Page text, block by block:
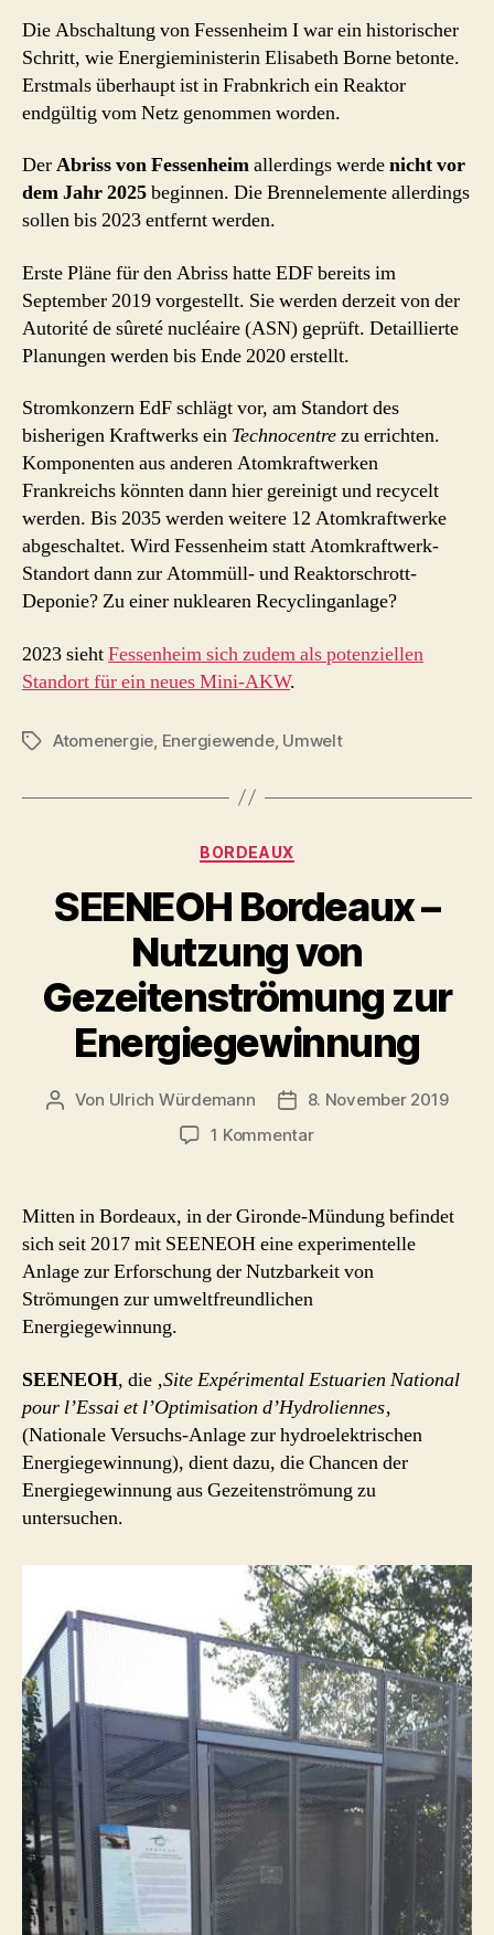
Die Abschaltung von Fessenheim I war ein historischer
Schritt, wie Energieministerin Elisabeth Borne betonte.
Erstmals überhaupt ist in Frabnkrich ein Reaktor
endgültig vom Netz genommen worden.
DerAbriss von Fessenheimallerdings werdenicht vor
dem Jahr 2025beginnen. Die Brennelemente allerdings
sollen bis 2023 entfernt werden.
Erste Pläne für den Abriss hatte EDF bereits im
September 2019 vorgestellt. Sie werden derzeit von der
Autorité de sûreté nucléaire (ASN) geprüft. Detaillierte
Planungen werden bis Ende 2020 erstellt.
Stromkonzern EdF schlägt vor, am Standort des
bisherigen Kraftwerks ein Technocentrezu errichten.
Komponenten aus anderen Atomkraftwerken
Frankreichs könnten dann hier gereinigt und recycelt
werden. Bis 2035 werden weitere 12 Atomkraftwerke
abgeschaltet. Wird Fessenheim statt Atomkraftwerk-
Standort dann zur Atommüll- und Reaktorschrott-
Deponie? Zu einer nuklearen Recyclinganlage?
2023 siehtFessenheim sich zudem als potenziellen
Standort für ein neues Mini-AKW.
Schlagwörter
Atomenergie Energiewende, Umwelt
Kategorien
BORDEAUX
SEENEOH Bordeaux –
Nutzung von
Gezeitenströmung zur
Energiegewinnung
Beitragsautor
Von Ulrich Würdemann Beitragsdatum
8. November 2019
1 Kommentarzu
–
Nutzung
von
Gezeitenströmung
zur
Mitten in Bordeaux, in der Gironde-Mündung befindet
sich seit 2017 mit SEENEOH eine experimentelle
Anlage zur Erforschung der Nutzbarkeit von
Strömungen zur umweltfreundlichen
Energiegewinnung.
SEENEOH, die ‚Site Expérimental Estuarien National
pour l’Essai et l’Optimisation d’Hydroliennes‚
(Nationale Versuchs-Anlage zur hydroelektrischen
Energiegewinnung), dient dazu, die Chancen der
Energiegewinnung aus Gezeitenströmung zu
untersuchen.